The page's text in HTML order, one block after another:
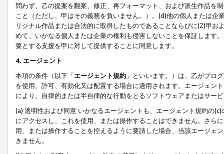
問わず、乙の提案を翻案、修正、再フォーマット、および派生作品を
こと（ただし、甲はその義務を負いません。）。(d)他の個人または
リジナル作品または合法的に取得したものであることならびに(Z)甲
めて、いかなる個人または企業の権利も侵害しないことを保証します
要とする支援を甲に対して提供することに同意します。
4. エージェント
本項の条件（以下「エージェント規約 」といいます。）は、乙がプロ
を使用、許可、有効化又は配置する場合に適用されます。エージェン
により、自律的または半自律的な行動をとるソフトウェアまたはサー
(a) 透明性および同意 いかなるエージェントも、エージェント規約の
にアクセスし、これを使用、または操作することはできません。さら
用、または操作することを控えるように要請した場合、当該エージェ
きません。